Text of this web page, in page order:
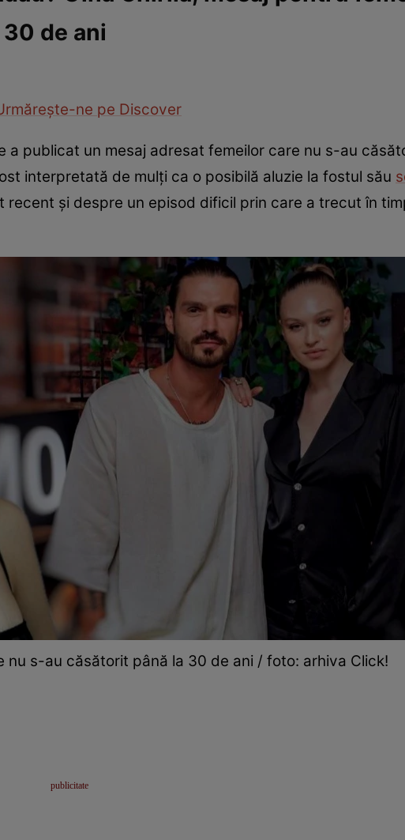
de ani
ne pe Discover
a publicat un mesaj adresat femeilor care nu s-au
interpretată de mulți ca o posibilă aluzie la fostul său
și despre un episod dificil prin care a trecut în
nu s-au căsătorit până la 30 de ani / foto: arhiva Click!